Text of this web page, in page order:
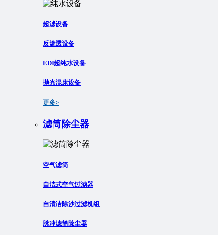
超滤设备
反渗透设备
EDI超纯水设备
抛光混床设备
更多>
滤筒除尘器
空气滤筒
自洁式空气过滤器
自清洁除沙过滤机组
脉冲滤筒除尘器